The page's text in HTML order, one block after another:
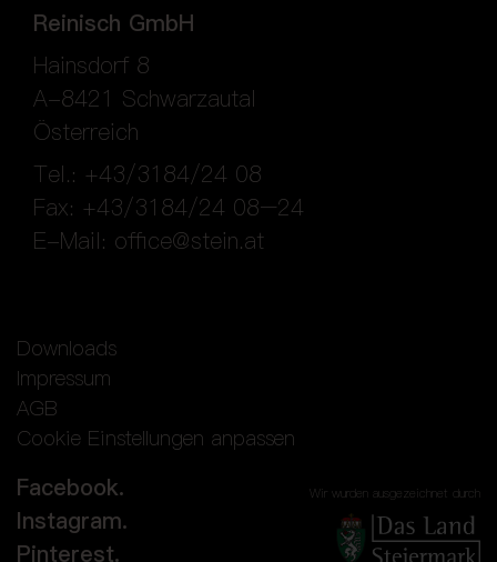
Reinisch GmbH
Hainsdorf 8
A-8421 Schwarzautal
Österreich
Tel.: +43/3184/24 08
Fax: +43/3184/24 08–24
E-Mail: office@stein.at
Downloads
Impressum
AGB
Cookie Einstellungen anpassen
Facebook.
Instagram.
Pinterest.
Wir wurden ausgezeichnet durch